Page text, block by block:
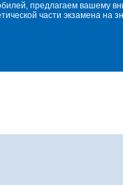
предлагаем вашему
части экзамена